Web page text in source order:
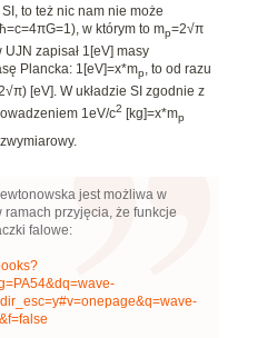
to też nic nam nie może
πG=1), w którym to mp=2√π
zapisał 1[eV] masy
Plancka: 1[eV]=x*mp, to od razu
π) [eV]. W układzie SI zgodnie z
1eV/c2 [kg]=x*mp
jest możliwa w
przyjęcia, że funkcje
falowe: